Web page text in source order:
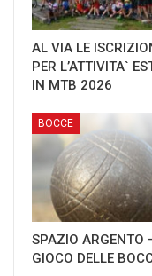
AL VIA LE
PER L’ATTIVITA`
IN MTB 2026
BOCCE
SPAZIO ARGENTO
GIOCO DELLE